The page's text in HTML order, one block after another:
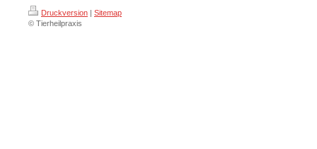
Druckversion | Sitemap
© Tierheilpraxis